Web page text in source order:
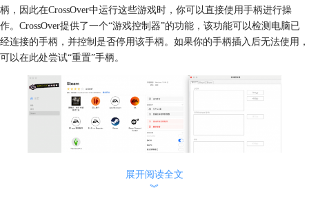
柄，因此在CrossOver中运行这些游戏时，你可以直接使用手柄进行操
作。CrossOver提供了一个“游戏控制器”的功能，该功能可以检测电脑已
经连接的手柄，并控制是否停用该手柄。如果你的手柄插入后无法使用，
可以在此处尝试“重置”手柄。
图2：游戏控制器
展开阅读全文
︾